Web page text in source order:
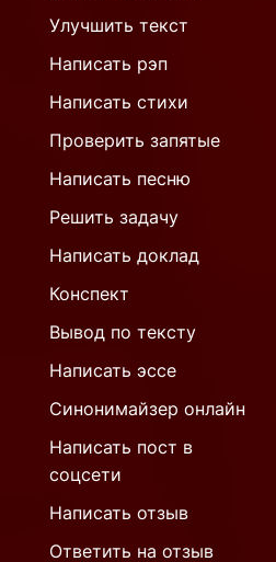
Улучшить текст
Написать рэп
Написать стихи
Проверить запятые
Написать песню
Решить задачу
Написать доклад
Конспект
Вывод по тексту
Написать эссе
Синонимайзер онлайн
Написать пост в
соцсети
Написать отзыв
Ответить на отзыв